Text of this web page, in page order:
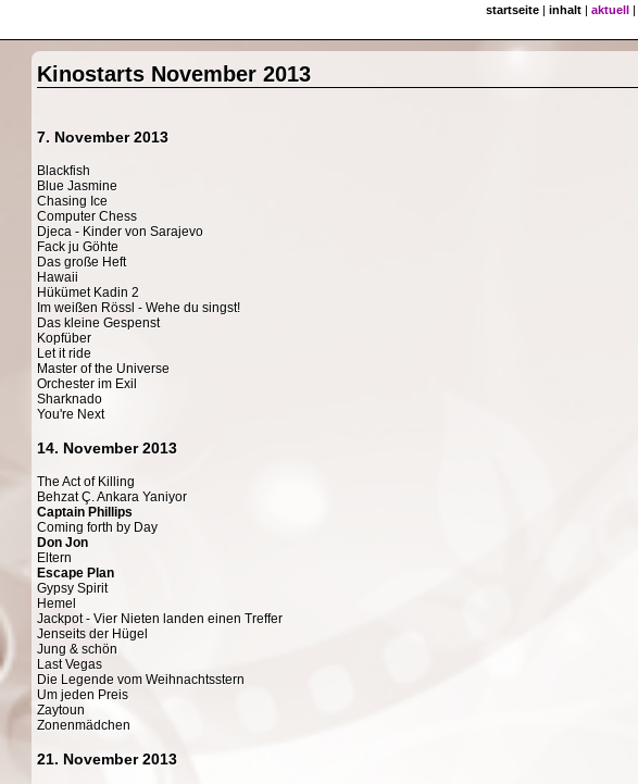
startseite| inhalt| aktuell|
Kinostarts November 2013
7. November 2013
Blackfish
Blue Jasmine
Chasing Ice
Computer Chess
Djeca - Kinder von Sarajevo
Fack ju Göhte
Das große Heft
Hawaii
Hükümet Kadin 2
Im weißen Rössl - Wehe du singst!
Das kleine Gespenst
Kopfüber
Let it ride
Master of the Universe
Orchester im Exil
Sharknado
You're Next
14. November 2013
The Act of Killing
Behzat Ç. Ankara Yaniyor
Captain Phillips
Coming forth by Day
Don Jon
Eltern
Escape Plan
Gypsy Spirit
Hemel
Jackpot - Vier Nieten landen einen Treffer
Jenseits der Hügel
Jung & schön
Last Vegas
Die Legende vom Weihnachtsstern
Um jeden Preis
Zaytoun
Zonenmädchen
21. November 2013